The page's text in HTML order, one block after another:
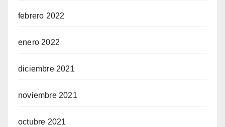
febrero 2022
enero 2022
diciembre 2021
noviembre 2021
octubre 2021